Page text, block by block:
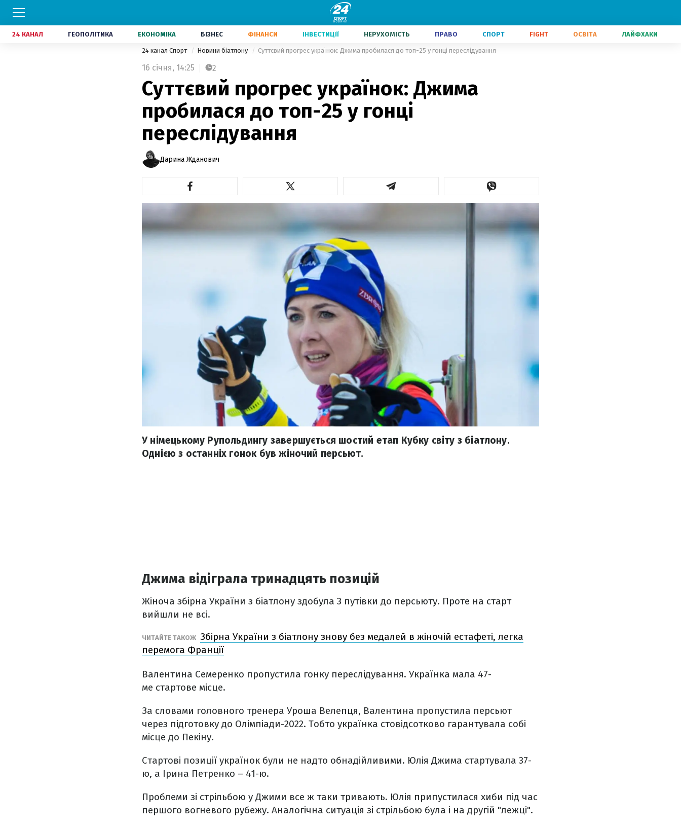
24 КАНАЛ ГЕОПОЛІТИКА ЕКОНОМІКА БІЗНЕС ФІНАНСИ ІНВЕСТИЦІЇ НЕРУХОМІСТЬ ПРАВО СПОРТ FIGHT ОСВІТА ЛАЙФХАКИ
24 канал Спорт Новини біатлону Суттєвий прогрес українок: Джима пробилася до топ-25 у гонці переслідування
16 січня, 14:25 2
Суттєвий прогрес українок: Джима
пробилася до топ-25 у гонці
переслідування
Дарина Жданович
У німецькому Рупольдингу завершується шостий етап Кубку світу з біатлону.
Однією з останніх гонок був жіночий персьют.
Джима відіграла тринадцять позицій
Жіноча збірна України з біатлону здобула 3 путівки до персьюту. Проте на старт
вийшли не всі.
ЧИТАЙТЕ ТАКОЖ Збірна України з біатлону знову без медалей в жіночій естафеті, легка
перемога Франції
Валентина Семеренко пропустила гонку переслідування. Українка мала 47-
ме стартове місце.
За словами головного тренера Уроша Велепця, Валентина пропустила персьют
через підготовку до Олімпіади-2022. Тобто українка стовідсотково гарантувала собі
місце до Пекіну.
Стартові позиції українок були не надто обнадійливими. Юлія Джима стартувала 37-
ю, а Ірина Петренко – 41-ю.
Проблеми зі стрільбою у Джими все ж таки тривають. Юлія припустилася хиби під час
першого вогневого рубежу. Аналогічна ситуація зі стрільбою була і на другій "лежці".